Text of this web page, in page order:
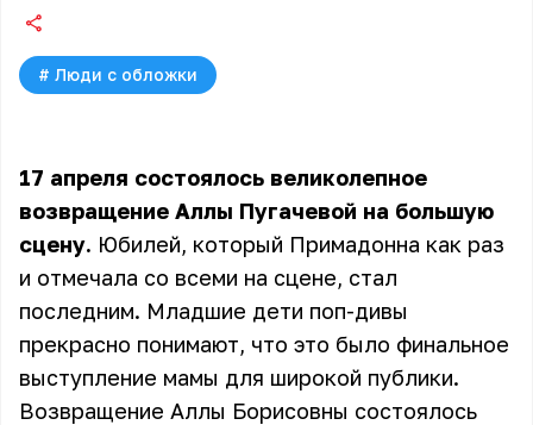
# Люди с обложки
17 апреля состоялось великолепное
возвращение Аллы Пугачевой на большую
сцену. Юбилей, который Примадонна как раз
и отмечала со всеми на сцене, стал
последним. Младшие дети поп-дивы
прекрасно понимают, что это было финальное
выступление мамы для широкой публики.
Возвращение Аллы Борисовны состоялось